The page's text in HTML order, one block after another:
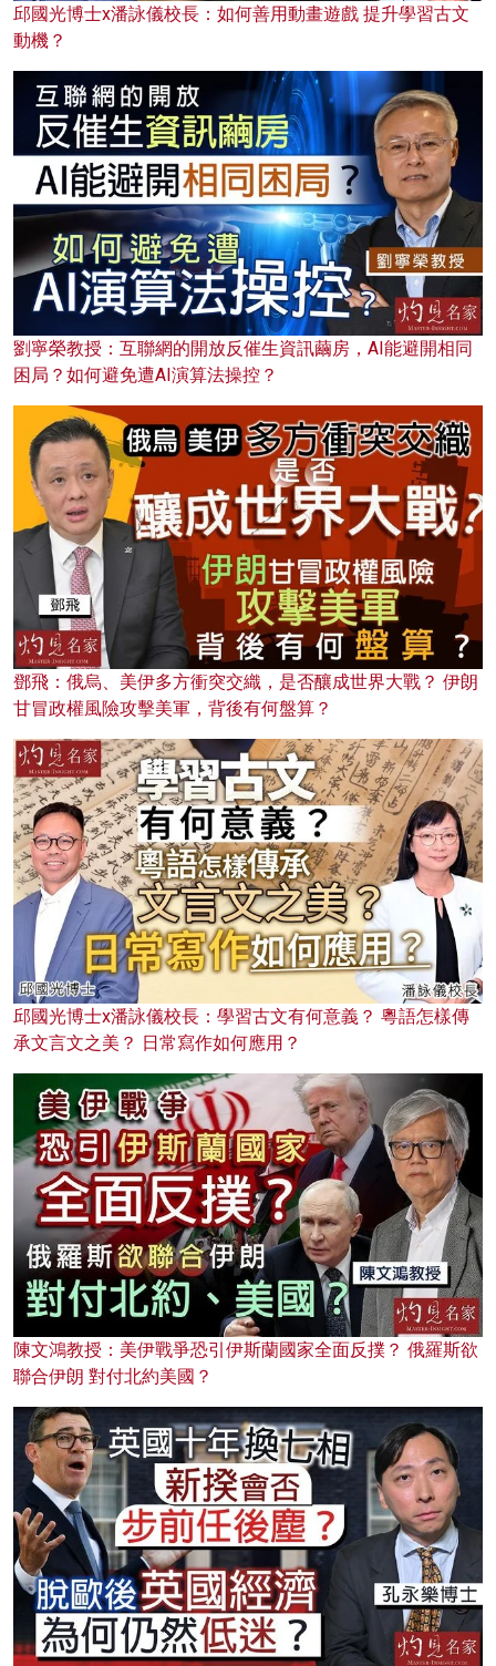
邱國光博士x潘詠儀校長：如何善用動畫遊戲 提升學習古文
動機？
劉寧榮教授：互聯網的開放反催生資訊繭房，AI能避開相同
困局？如何避免遭AI演算法操控？
鄧飛：俄烏、美伊多方衝突交織，是否釀成世界大戰？ 伊朗
甘冒政權風險攻擊美軍，背後有何盤算？
邱國光博士x潘詠儀校長：學習古文有何意義？ 粵語怎樣傳
承文言文之美？ 日常寫作如何應用？
陳文鴻教授：美伊戰爭恐引伊斯蘭國家全面反撲？ 俄羅斯欲
聯合伊朗 對付北約美國？